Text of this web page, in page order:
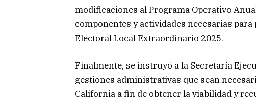
modificaciones al Programa Operativo
componentes y actividades necesarias
Electoral Local Extraordinario 2025.
Finalmente, se instruyó a la Secretaría
gestiones administrativas que sean
California a fin de obtener la viabilidad y